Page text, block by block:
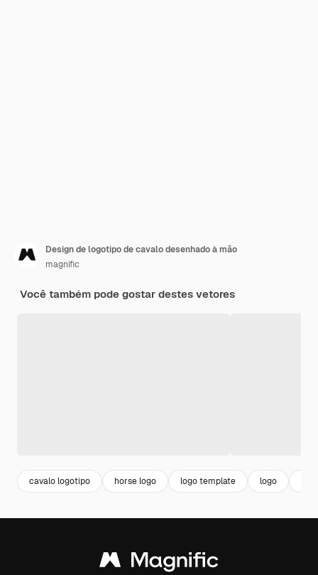
Design de logotipo de cavalo desenhado à mão
magnific
Você também pode gostar destes vetores
cavalo logotipo horse logo logo template logo